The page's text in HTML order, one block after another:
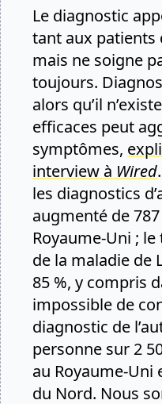
Le diagnostic
tant aux patients
mais ne soigne
toujours.
alors qu’il
efficaces peut
symptômes,
interview à Wired
les diagnostics
augmenté de 787
Royaume-Uni ;
de la maladie de
85 %, y compris
impossible de
diagnostic de
personne sur 2
au Royaume-Uni
du Nord. Nous